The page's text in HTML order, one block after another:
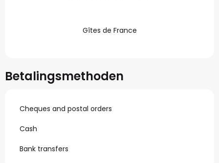
Gîtes de France
Betalingsmethoden
Cheques and postal orders
Cash
Bank transfers